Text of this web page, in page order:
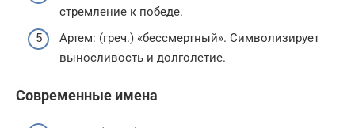
стремление к победе.
Артем: (греч.) «бессмертный». Символизирует
выносливость и долголетие.
Современные имена